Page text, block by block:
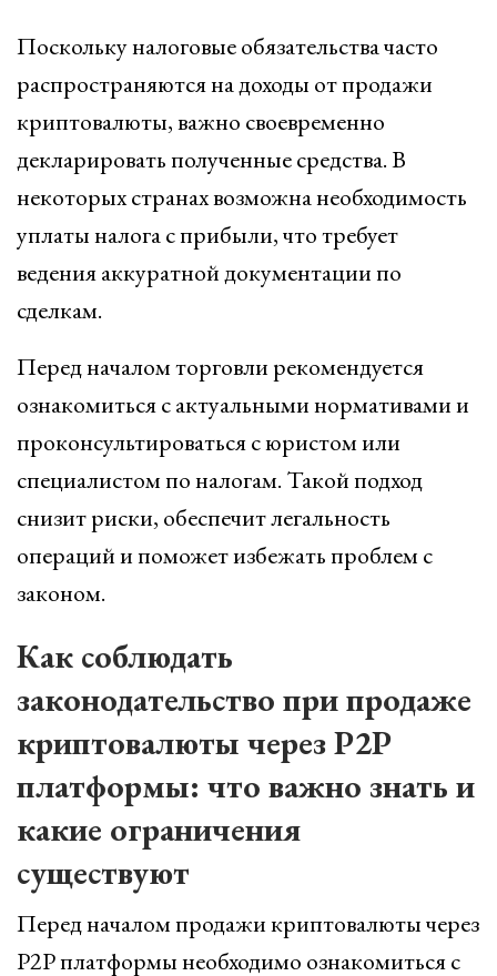
Поскольку налоговые обязательства часто
распространяются на доходы от продажи
криптовалюты, важно своевременно
декларировать полученные средства. В
некоторых странах возможна необходимость
уплаты налога с прибыли, что требует
ведения аккуратной документации по
сделкам.
Перед началом торговли рекомендуется
ознакомиться с актуальными нормативами и
проконсультироваться с юристом или
специалистом по налогам. Такой подход
снизит риски, обеспечит легальность
операций и поможет избежать проблем с
законом.
Как соблюдать
законодательство при продаже
криптовалюты через P2P
платформы: что важно знать и
какие ограничения
существуют
Перед началом продажи криптовалюты через
P2P платформы необходимо ознакомиться с